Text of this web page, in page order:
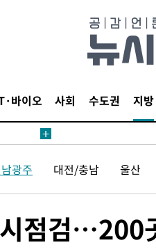
바이오 사회 수도권 지방
광주 대전/충남 울산
점검…200